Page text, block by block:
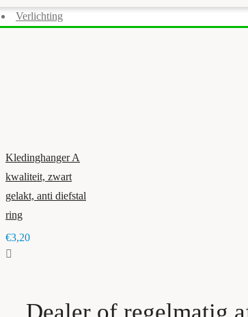
Verlichting
Kledinghanger A
kwaliteit, zwart
gelakt, anti diefstal
ring
€3,20